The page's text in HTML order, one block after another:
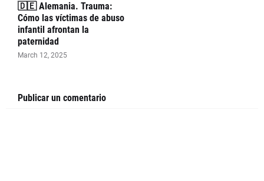
🇩🇪 Alemania. Trauma:
Cómo las víctimas de abuso
infantil afrontan la
paternidad
March 12, 2025
Publicar un comentario